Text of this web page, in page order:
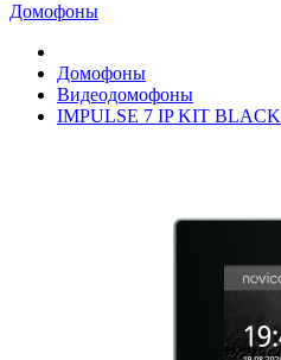
Домофоны
Домофоны
Видеодомофоны
IMPULSE 7 IP KIT BLACK